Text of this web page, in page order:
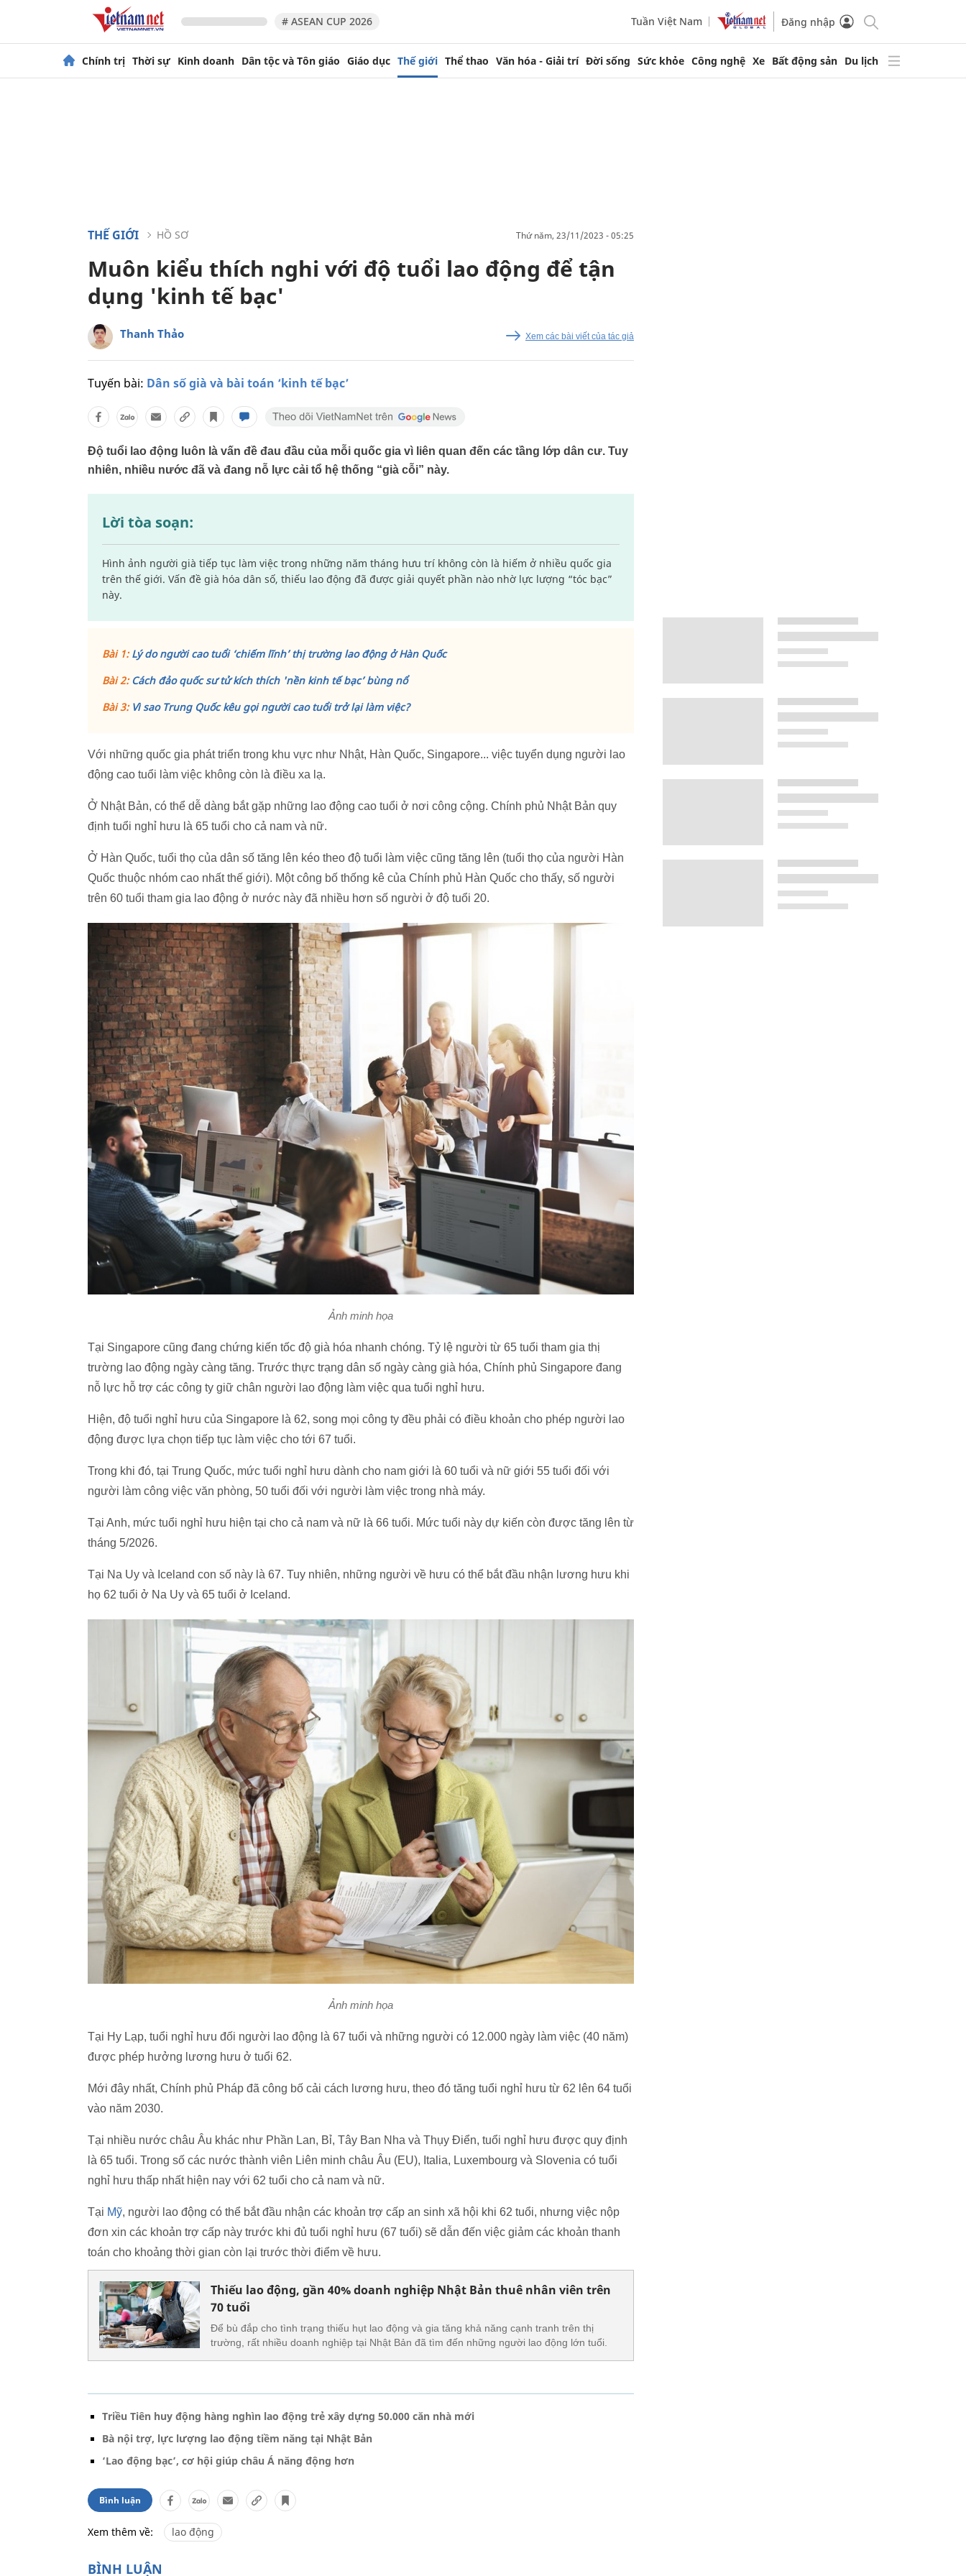
# ASEAN CUP 2026 Tuần Việt Nam Đăng nhập
Chính trị Thời sự Kinh doanh Dân tộc và Tôn giáo Giáo dục Thế giới Thể thao Văn hóa - Giải trí Đời sống Sức khỏe Công nghệ Xe Bất động sản Du lịch
THẾ GIỚI HỒ SƠ thứ năm, 23/11/2023 - 05:25
Muôn kiểu thích nghi với độ tuổi lao động để tận
dụng 'kinh tế bạc'
Thanh Thảo Xem các bài viết của tác giả
Tuyến bài: Dân số già và bài toán ‘kinh tế bạc’
Độ tuổi lao động luôn là vấn đề đau đầu của mỗi quốc gia vì liên quan đến các tầng lớp dân cư. Tuy
nhiên, nhiều nước đã và đang nỗ lực cải tổ hệ thống “già cỗi” này.
Lời tòa soạn:
Hình ảnh người già tiếp tục làm việc trong những năm tháng hưu trí không còn là hiếm ở nhiều quốc gia
trên thế giới. Vấn đề già hóa dân số, thiếu lao động đã được giải quyết phần nào nhờ lực lượng “tóc bạc”
này.
Bài 1:Lý do người cao tuổi ‘chiếm lĩnh’ thị trường lao động ở Hàn Quốc
Bài 2:Cách đảo quốc sư tử kích thích 'nền kinh tế bạc’ bùng nổ
Bài 3: Vì sao Trung Quốc kêu gọi người cao tuổi trở lại làm việc?
Với những quốc gia phát triển trong khu vực như Nhật, Hàn Quốc, Singapore... việc tuyển dụng người lao
động cao tuổi làm việc không còn là điều xa lạ.
Ở Nhật Bản, có thể dễ dàng bắt gặp những lao động cao tuổi ở nơi công cộng. Chính phủ Nhật Bản quy
định tuổi nghỉ hưu là 65 tuổi cho cả nam và nữ.
Ở Hàn Quốc, tuổi thọ của dân số tăng lên kéo theo độ tuổi làm việc cũng tăng lên (tuổi thọ của người Hàn
Quốc thuộc nhóm cao nhất thế giới). Một công bố thống kê của Chính phủ Hàn Quốc cho thấy, số người
trên 60 tuổi tham gia lao động ở nước này đã nhiều hơn số người ở độ tuổi 20.
Ảnh minh họa
Tại Singapore cũng đang chứng kiến tốc độ già hóa nhanh chóng. Tỷ lệ người từ 65 tuổi tham gia thị
trường lao động ngày càng tăng. Trước thực trạng dân số ngày càng già hóa, Chính phủ Singapore đang
nỗ lực hỗ trợ các công ty giữ chân người lao động làm việc qua tuổi nghỉ hưu.
Hiện, độ tuổi nghỉ hưu của Singapore là 62, song mọi công ty đều phải có điều khoản cho phép người lao
động được lựa chọn tiếp tục làm việc cho tới 67 tuổi.
Trong khi đó, tại Trung Quốc, mức tuổi nghỉ hưu dành cho nam giới là 60 tuổi và nữ giới 55 tuổi đối với
người làm công việc văn phòng, 50 tuổi đối với người làm việc trong nhà máy.
Tại Anh, mức tuổi nghỉ hưu hiện tại cho cả nam và nữ là 66 tuổi. Mức tuổi này dự kiến còn được tăng lên từ
tháng 5/2026.
Tại Na Uy và Iceland con số này là 67. Tuy nhiên, những người về hưu có thể bắt đầu nhận lương hưu khi
họ 62 tuổi ở Na Uy và 65 tuổi ở Iceland.
Ảnh minh họa
Tại Hy Lạp, tuổi nghỉ hưu đối người lao động là 67 tuổi và những người có 12.000 ngày làm việc (40 năm)
được phép hưởng lương hưu ở tuổi 62.
Mới đây nhất, Chính phủ Pháp đã công bố cải cách lương hưu, theo đó tăng tuổi nghỉ hưu từ 62 lên 64 tuổi
vào năm 2030.
Tại nhiều nước châu Âu khác như Phần Lan, Bỉ, Tây Ban Nha và Thụy Điển, tuổi nghỉ hưu được quy định
là 65 tuổi. Trong số các nước thành viên Liên minh châu Âu (EU), Italia, Luxembourg và Slovenia có tuổi
nghỉ hưu thấp nhất hiện nay với 62 tuổi cho cả nam và nữ.
Tại Mỹ, người lao động có thể bắt đầu nhận các khoản trợ cấp an sinh xã hội khi 62 tuổi, nhưng việc nộp
đơn xin các khoản trợ cấp này trước khi đủ tuổi nghỉ hưu (67 tuổi) sẽ dẫn đến việc giảm các khoản thanh
toán cho khoảng thời gian còn lại trước thời điểm về hưu.
Thiếu lao động, gần 40% doanh nghiệp Nhật Bản thuê nhân viên trên
70 tuổi
Để bù đắp cho tình trạng thiếu hụt lao động và gia tăng khả năng cạnh tranh trên thị
trường, rất nhiều doanh nghiệp tại Nhật Bản đã tìm đến những người lao động lớn tuổi.
Triều Tiên huy động hàng nghìn lao động trẻ xây dựng 50.000 căn nhà mới
Bà nội trợ, lực lượng lao động tiềm năng tại Nhật Bản
‘Lao động bạc’, cơ hội giúp châu Á năng động hơn
Bình luận
Xem thêm về: lao động